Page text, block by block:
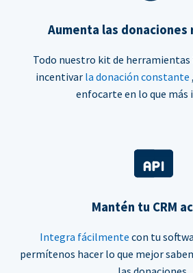
Aumenta las
Todo nuestro kit de herramientas
incentivar la donación constante
enfocarte en lo que más
Mantén tu CRM
Integra fácilmente con tu
permítenos hacer lo que mejor